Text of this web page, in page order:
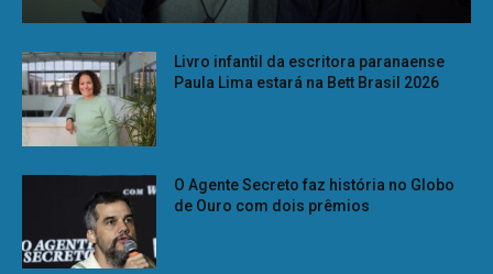
Livro infantil da escritora paranaense
Paula Lima estará na Bett Brasil 2026
O Agente Secreto faz história no Globo
de Ouro com dois prêmios